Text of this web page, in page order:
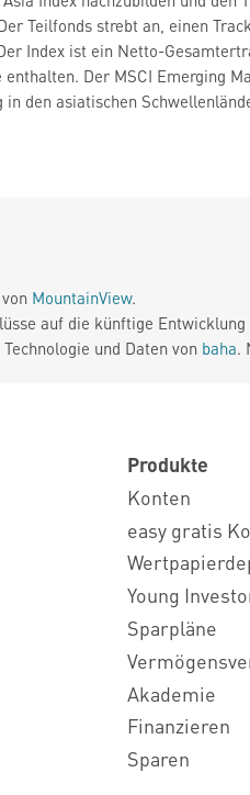
Teilfonds strebt an, einen
Index ist ein Netto-
Der MSCI Emerging
den asiatischen
MountainView.
auf die künftige Entwicklung
und Daten von baha.
Produkte
Konten
easy gratis
Young
Sparpläne
Akademie
Finanzieren
Sparen